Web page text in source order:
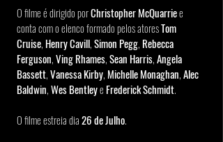
O filme é dirigido por Christopher McQuarrie e
conta com o elenco formado pelos atores Tom
Cruise, Henry Cavill, Simon Pegg, Rebecca
Ferguson, Ving Rhames, Sean Harris, Angela
Bassett, Vanessa Kirby, Michelle Monaghan, Alec
Baldwin, Wes Bentley e Frederick Schmidt.
O filme estreia dia 26 de Julho.